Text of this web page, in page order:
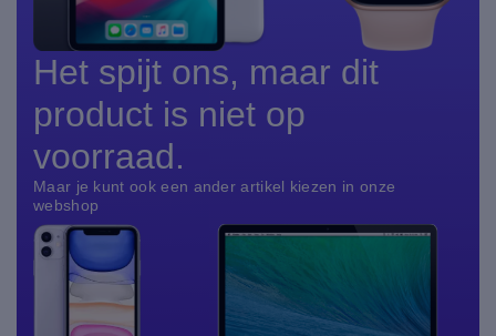
Het spijt ons, maar dit
product is niet op
voorraad.
Maar je kunt ook een ander artikel kiezen in onze
webshop